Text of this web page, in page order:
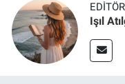
Işıl